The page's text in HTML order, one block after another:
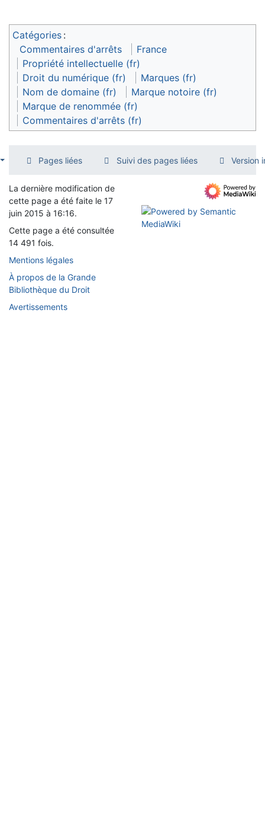
Catégories :
Commentaires d'arrêts
France
Propriété intellectuelle (fr)
Droit du numérique (fr)
Marques (fr)
Nom de domaine (fr)
Marque notoire (fr)
Marque de renommée (fr)
Commentaires d'arrêts (fr)
Pages liées Suivi des pages liées Version
La dernière modification de
cette page a été faite le 17
juin 2015 à 16:16.
Cette page a été consultée
14 491 fois.
Mentions légales
À propos de la Grande
Bibliothèque du Droit
Avertissements